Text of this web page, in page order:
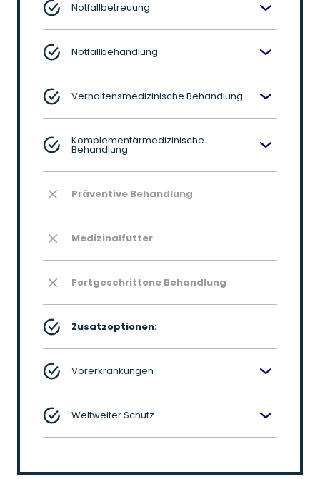
Notfallbetreuung
Notfallbehandlung
Verhaltensmedizinische Behandlung
Komplementärmedizinische
Behandlung
Präventive Behandlung
Medizinalfutter
Fortgeschrittene Behandlung
Zusatzoptionen:
Vorerkrankungen
Weltweiter Schutz